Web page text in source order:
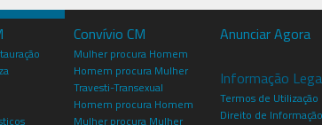
Convívio CM
Mulher procura Homem
Homem procura Mulher
Travesti-Transexual
Homem procura Homem
Mulher procura Mulher
Anunciar Agora
Informação
Termos de Utilização
Direito de Informação